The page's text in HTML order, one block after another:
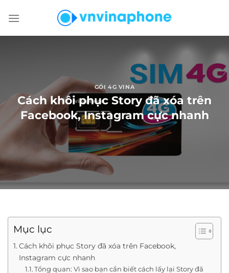
đến
GÓI 4G VINA
Cách khôi phục Story đã xóa trên
Facebook, Instagram cực nhanh
Mục lục
Cách khôi phục Story đã xóa trên Facebook,
Instagram cực nhanh
Tổng quan: Vì sao bạn cần biết cách lấy lại Story đã